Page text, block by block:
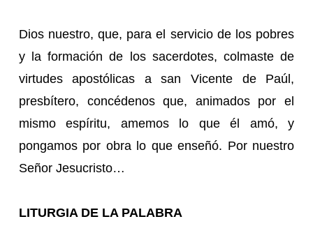
Dios nuestro, que, para el servicio de los pobres
y la formación de los sacerdotes, colmaste de
virtudes apostólicas a san Vicente de Paúl,
presbítero, concédenos que, animados por el
mismo espíritu, amemos lo que él amó, y
pongamos por obra lo que enseñó. Por nuestro
Señor Jesucristo…
LITURGIA DE LA PALABRA